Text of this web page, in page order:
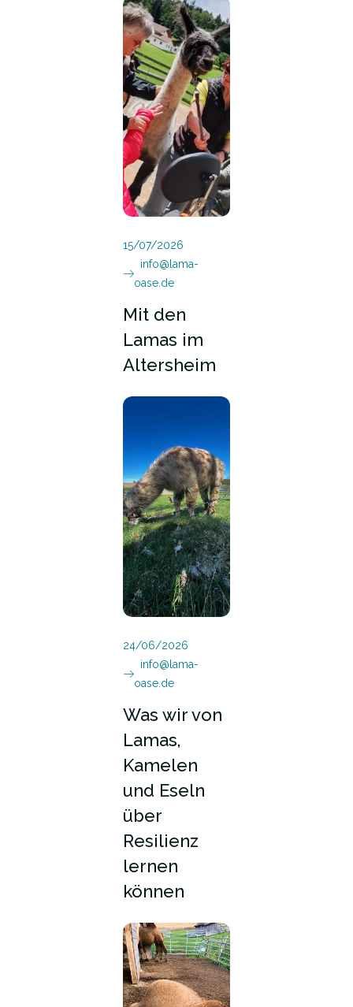
15/07/2026
info@lama-
oase.de
Mit den
Lamas im
Altersheim
24/06/2026
info@lama-
oase.de
Was wir von
Lamas,
Kamelen
und Eseln
über
Resilienz
lernen
können